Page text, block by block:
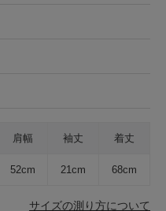
肩幅 袖丈 着丈
52cm 21cm 68cm
サイズの測り方について